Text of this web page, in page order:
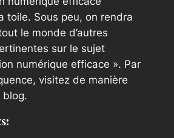
toile. Sous peu, on rendra
le monde d’autres
sur le sujet
numérique efficace ». Par
visitez de manière
blog.